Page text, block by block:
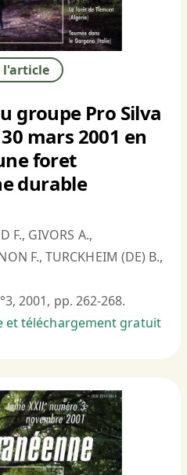
l'article
groupe Pro Silva
mars 2001 en
foret
durable
F., GIVORS A.,
F., TURCKHEIM (DE) B.,
2001, pp. 262-268.
et téléchargement gratuit